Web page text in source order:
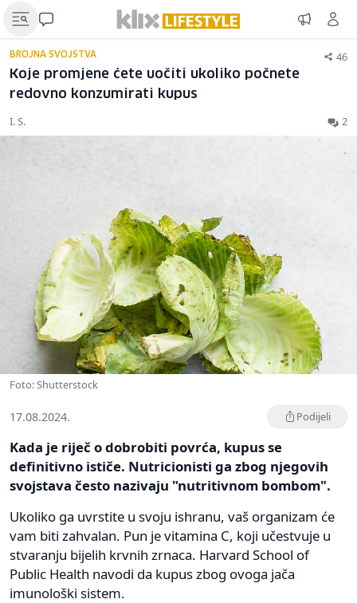
BROJNA SVOJSTVA 46
Koje promjene ćete uočiti ukoliko počnete
redovno konzumirati kupus
I. S. 2
Foto: Shutterstock
17.08.2024. Podijeli
Kada je riječ o dobrobiti povrća, kupus se
definitivno ističe. Nutricionisti ga zbog njegovih
svojstava često nazivaju "nutritivnom bombom".
Ukoliko ga uvrstite u svoju ishranu, vaš organizam će
vam biti zahvalan. Pun je vitamina C, koji učestvuje u
stvaranju bijelih krvnih zrnaca. Harvard School of
Public Health navodi da kupus zbog ovoga jača
imunološki sistem.